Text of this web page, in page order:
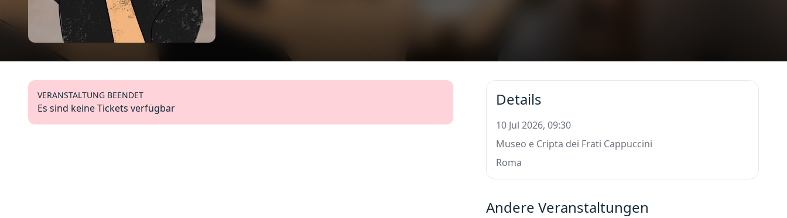
VERANSTALTUNG BEENDET
Es sind keine Tickets verfügbar Details
10 Jul 2026, 09:30
Museo e Cripta dei Frati Cappuccini
Roma
Andere Veranstaltungen